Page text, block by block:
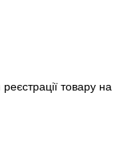
товару на